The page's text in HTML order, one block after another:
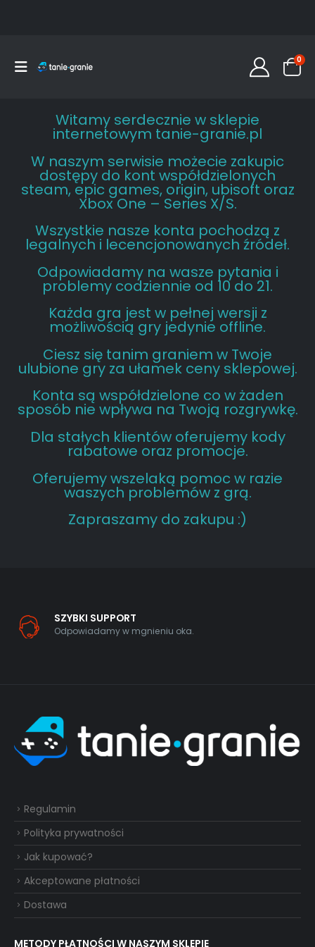
0
Witamy serdecznie w sklepie
internetowym tanie-granie.pl
W naszym serwisie możecie zakupic
dostępy do kont współdzielonych
steam, epic games, origin, ubisoft oraz
Xbox One – Series X/S.
Wszystkie nasze konta pochodzą z
legalnych i lecencjonowanych źródeł.
Odpowiadamy na wasze pytania i
problemy codziennie od 10 do 21.
Każda gra jest w pełnej wersji z
możliwością gry jedynie offline.
Ciesz się tanim graniem w Twoje
ulubione gry za ułamek ceny sklepowej.
Konta są współdzielone co w żaden
sposób nie wpływa na Twoją rozgrywkę.
Dla stałych klientów oferujemy kody
rabatowe oraz promocje.
Oferujemy wszelaką pomoc w razie
waszych problemów z grą.
Zapraszamy do zakupu :)
SZYBKI SUPPORT
Odpowiadamy w mgnieniu oka.
Regulamin
Polityka prywatności
Jak kupować?
Akceptowane płatności
Dostawa
METODY PŁATNOŚCI W NASZYM SKLEPIE